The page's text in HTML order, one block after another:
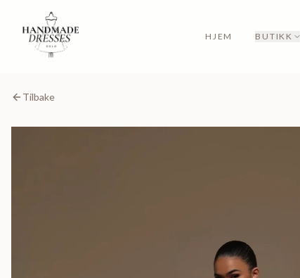
HJEM BUTIKK
Tilbake